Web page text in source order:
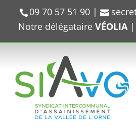
09 70 57 51 90|
Notre délégataire VÉOLIA |